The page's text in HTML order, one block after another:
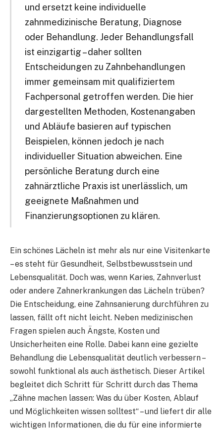
und ersetzt keine individuelle
zahnmedizinische Beratung, Diagnose
oder Behandlung. Jeder Behandlungsfall
ist einzigartig – daher sollten
Entscheidungen zu Zahnbehandlungen
immer gemeinsam mit qualifiziertem
Fachpersonal getroffen werden. Die hier
dargestellten Methoden, Kostenangaben
und Abläufe basieren auf typischen
Beispielen, können jedoch je nach
individueller Situation abweichen. Eine
persönliche Beratung durch eine
zahnärztliche Praxis ist unerlässlich, um
geeignete Maßnahmen und
Finanzierungsoptionen zu klären.
Ein schönes Lächeln ist mehr als nur eine Visitenkarte
– es steht für Gesundheit, Selbstbewusstsein und
Lebensqualität. Doch was, wenn Karies, Zahnverlust
oder andere Zahnerkrankungen das Lächeln trüben?
Die Entscheidung, eine Zahnsanierung durchführen zu
lassen, fällt oft nicht leicht. Neben medizinischen
Fragen spielen auch Ängste, Kosten und
Unsicherheiten eine Rolle. Dabei kann eine gezielte
Behandlung die Lebensqualität deutlich verbessern –
sowohl funktional als auch ästhetisch. Dieser Artikel
begleitet dich Schritt für Schritt durch das Thema
„Zähne machen lassen: Was du über Kosten, Ablauf
und Möglichkeiten wissen solltest“ – und liefert dir alle
wichtigen Informationen, die du für eine informierte